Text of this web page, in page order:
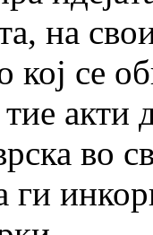
на
кој се
акти
во
ги